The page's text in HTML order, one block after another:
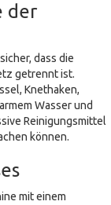
der
dass die
getrennt ist.
Knethaken,
Wasser und
Reinigungsmittel
können.
mit einem